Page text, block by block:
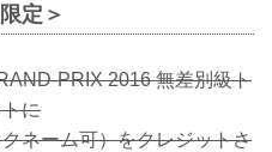
定＞
PRIX 2016 無差別級ト
に
ネーム可）をクレジットさ